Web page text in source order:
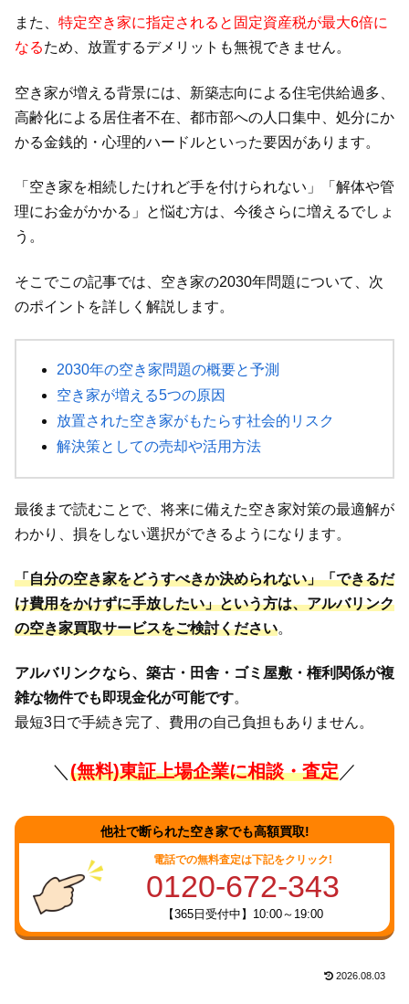
また、 特定空き家に指定されると固定資産税が最大6倍に
なるため、放置するデメリットも無視できません。
空き家が増える背景には、新築志向による住宅供給過多、
高齢化による居住者不在、都市部への人口集中、処分にか
かる金銭的・心理的ハードルといった要因があります。
「空き家を相続したけれど手を付けられない」「解体や管
理にお金がかかる」と悩む方は、今後さらに増えるでしょ
う。
そこでこの記事では、空き家の2030年問題について、次
のポイントを詳しく解説します。
2030年の空き家問題の概要と予測
空き家が増える5つの原因
放置された空き家がもたらす社会的リスク
解決策としての売却や活用方法
最後まで読むことで、将来に備えた空き家対策の最適解が
わかり、損をしない選択ができるようになります。
「自分の空き家をどうすべきか決められない」「できるだ
け費用をかけずに手放したい」という方は、アルバリンク
の空き家買取サービスをご検討ください。
アルバリンクなら、築古・田舎・ゴミ屋敷・権利関係が複
雑な物件でも即現金化が可能です。
最短3日で手続き完了、費用の自己負担もありません。
＼ (無料)東証上場企業に相談・査定／
他社で断られた空き家でも高額買取!
電話での無料査定は下記をクリック!
0120-672-343
【365日受付中】10:00～19:00
2026.08.03